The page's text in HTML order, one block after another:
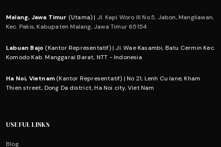
Malang, Jawa Timur (Utama) | Jl. Kapi Woro III No.5, Jabon, Mangliawan,
Kec. Pakis, Kabupaten Malang, Jawa Timur 65154
Labuan Bajo (Kantor Representatif) | Jl. Wae Kasambi, Batu Cermin Kec.
Komodo Kab. Manggarai Barat, NTT - Indonesia
Ha Noi, Vietnam (Kantor Representatif) | No 21, Lenh Cu lane, Kham
Thien street, Dong Da district, Ha Noi city, Viet Nam
USEFUL LINKS
Blog